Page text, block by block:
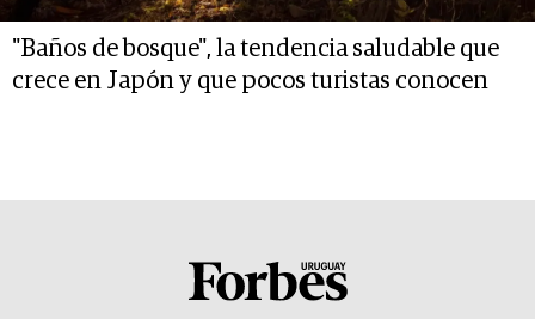
"Baños de bosque", la tendencia saludable que
crece en Japón y que pocos turistas conocen